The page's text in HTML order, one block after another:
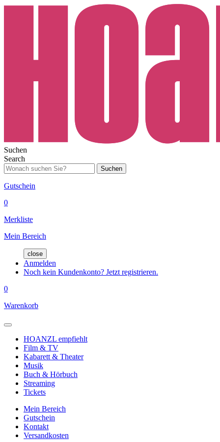
Suchen
Search
Suchen
Gutschein
0
Merkliste
Mein Bereich
close
Anmelden
Noch kein Kundenkonto? Jetzt registrieren.
0
Warenkorb
HOANZL empfiehlt
Film & TV
Kabarett & Theater
Musik
Buch & Hörbuch
Streaming
Tickets
Mein Bereich
Gutschein
Kontakt
Versandkosten